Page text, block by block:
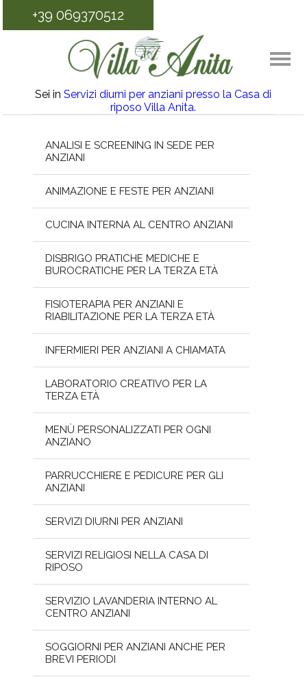
+39 069370512
Sei inServizi diurni per anziani presso la Casa di
riposo Villa Anita.
ANALISI E SCREENING IN SEDE PER
ANZIANI
ANIMAZIONE E FESTE PER ANZIANI
CUCINA INTERNA AL CENTRO ANZIANI
DISBRIGO PRATICHE MEDICHE E
BUROCRATICHE PER LA TERZA ETÀ
FISIOTERAPIA PER ANZIANI E
RIABILITAZIONE PER LA TERZA ETÀ
INFERMIERI PER ANZIANI A CHIAMATA
LABORATORIO CREATIVO PER LA
TERZA ETÀ
MENÙ PERSONALIZZATI PER OGNI
ANZIANO
PARRUCCHIERE E PEDICURE PER GLI
ANZIANI
SERVIZI DIURNI PER ANZIANI
SERVIZI RELIGIOSI NELLA CASA DI
RIPOSO
SERVIZIO LAVANDERIA INTERNO AL
CENTRO ANZIANI
SOGGIORNI PER ANZIANI ANCHE PER
BREVI PERIODI